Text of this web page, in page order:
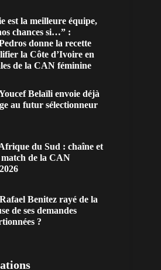
est la meilleure équipe,
chances si…” :
donne la recette
la Côte d’Ivoire en
de la CAN féminine
Belaïli envoie déjà
au futur sélectionneur
du Sud : chaîne et
de la CAN
Benitez rayé de la
de ses demandes
?